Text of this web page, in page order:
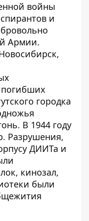
войны
и
Армии.
погибших
городка
В 1944 году
Разрушения,
ДИИТа и
кинозал,
были